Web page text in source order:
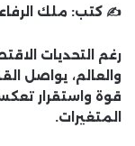
✍️ كتب: ملك
رغم التحديات
والعالم، يواصل
قوة واستقرار
المتغيرات.